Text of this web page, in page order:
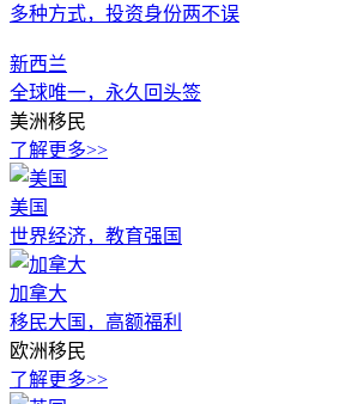
多种方式，投资身份两不误
新西兰
全球唯一，永久回头签
美洲移民
了解更多>>
美国
世界经济，教育强国
加拿大
移民大国，高额福利
欧洲移民
了解更多>>